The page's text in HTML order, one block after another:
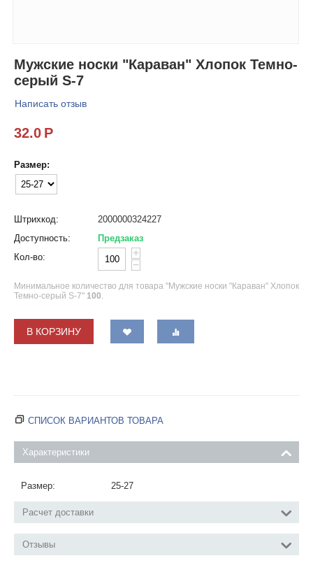
Мужские носки "Караван" Хлопок Темно-
серый S-7
Написать отзыв
32.0 Р
Размер:
Штрихкод:
2000000324227
Доступность:
Предзаказ
Кол-во:
+
−
Минимальное количество для товара "Мужские носки "Караван" Хлопок
Темно-серый S-7" 100
В КОРЗИНУ
СПИСОК ВАРИАНТОВ ТОВАРА
Характеристики
Размер: 25-27
Расчет доставки
Отзывы